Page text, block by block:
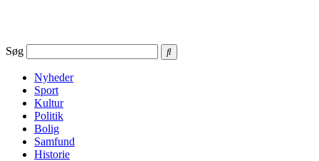
Søg
Nyheder
Sport
Kultur
Politik
Bolig
Samfund
Historie